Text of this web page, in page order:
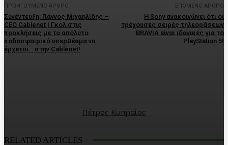
ΠΡΟΗΓΟΎΜΕΝΟ ΆΡΘΡΟ
Συνέντευξη: Γιάννος Μιχαηλίδης –
CEO Cablenet | Γκολ στις
προκλήσεις με το απόλυτο
ποδοσφαιρικό υπερθέαμα να
έρχεται… στην Cablenet!
ΕΠΌΜΕΝΟ ΆΡΘΡΟ
Η Sony ανακοινώνει ότι οι
τρέχουσες σειρές τηλεοράσεων
BRAVIA είναι ιδανικές για το
PlayStation 5!
Πέτρος Κυπραίος
RELATED ARTICLES